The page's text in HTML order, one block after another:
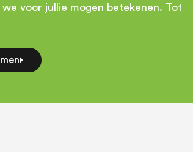
voor jullie mogen betekenen. Tot